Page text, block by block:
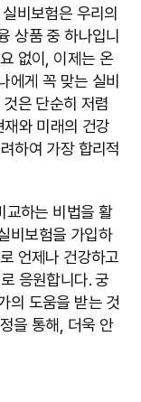
비보험은 우리의
상품 중 하나입니
없이, 이제는 온
에게 꼭 맞는 실비
은 단순히 저렴
와 미래의 건강
하여 가장 합리적
교하는 비법을 활
비보험을 가입하
언제나 건강하고
응원합니다. 궁
의 도움을 받는 것
을 통해, 더욱 안